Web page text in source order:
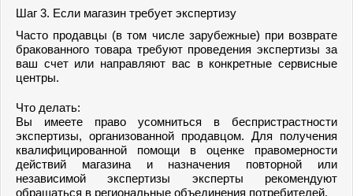
Шаг 3. Если магазин требует экспертизу
Часто продавцы (в том числе зарубежные) при возврате
бракованного товара требуют проведения экспертизы за
ваш счет или направляют вас в конкретные сервисные
центры.
Что делать:
Вы имеете право усомниться в беспристрастности
экспертизы, организованной продавцом. Для получения
квалифицированной помощи в оценке правомерности
действий магазина и назначения повторной или
независимой экспертизы эксперты рекомендуют
обращаться в региональные объединения потребителей.